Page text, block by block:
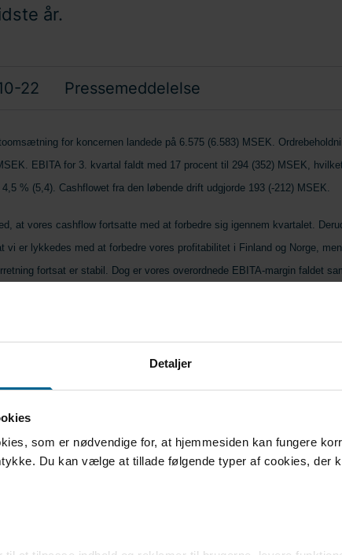
Detaljer
som er nødvendige for, at hjemmesiden kan fungere
Du kan vælge at tillade følgende typer af cookies, der
år.
22 Pressemeddelelse
for koncernen landede på 6.575 (6.583) MSEK.
EBITA for 3. kvartal faldt med 17 procent til 294 (352) MSEK,
4,5 % (5,4). Cashflowet fra den løbende drift udgjorde 193 (-212) MSEK.
at vores cashflow fortsatte med at forbedre sig igennem kvartalet.
vi er lykkedes med at forbedre vores profitabilitet i Finland og Norge,
fortsat er stabil. Dog er vores overordnede EBITA-margin faldet
MSEK i engangsomkostninger svarende til en margin på 0.3
Bravida-koncernen og fortsætter:
forbedret samarbejde samt øget forretnings- og kundefokus.
afsluttet, og vi kan konstatere, at marginen i vores ordrebeholdning
på den danske forretning. Vi har nu haft tre kvartaler med lav margin, og
gradvist blive forbedret,” slutter Mattias Johansson.
Ordreindgangen steg med 18 procent